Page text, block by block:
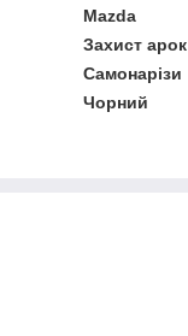
Mazda
Захист арок
Самонарізи
Чорний